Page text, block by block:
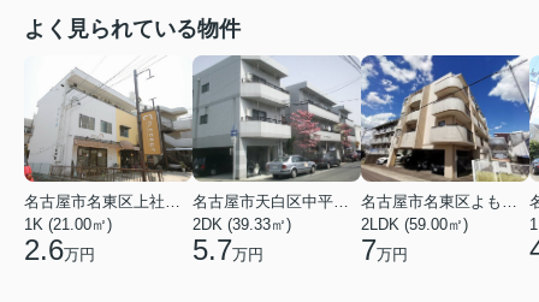
よく見られている物件
1K (21.00㎡)
2.6万円
2DK (39.33㎡)
5.7万円
2LDK (59.00㎡)
7万円